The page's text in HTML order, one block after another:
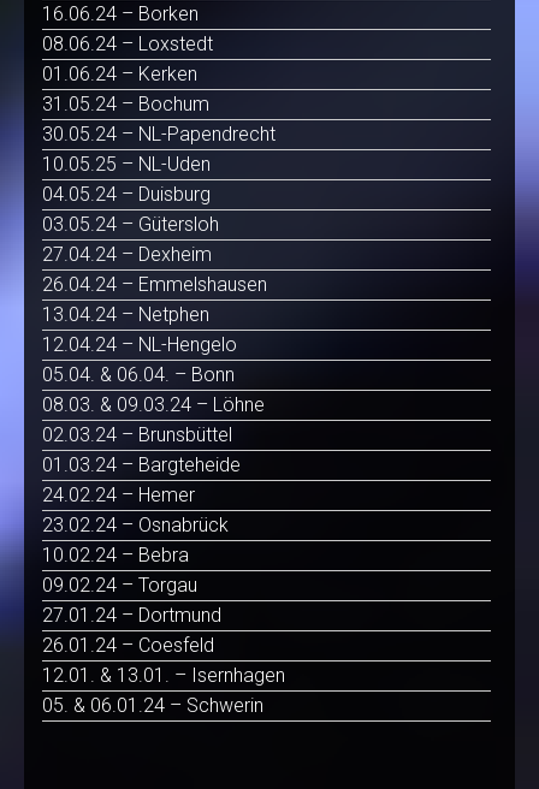
16.06.24 – Borken
08.06.24 – Loxstedt
01.06.24 – Kerken
31.05.24 – Bochum
30.05.24 – NL-Papendrecht
10.05.25 – NL-Uden
04.05.24 – Duisburg
03.05.24 – Gütersloh
27.04.24 – Dexheim
26.04.24 – Emmelshausen
13.04.24 – Netphen
12.04.24 – NL-Hengelo
05.04. & 06.04. – Bonn
08.03. & 09.03.24 – Löhne
02.03.24 – Brunsbüttel
01.03.24 – Bargteheide
24.02.24 – Hemer
23.02.24 – Osnabrück
10.02.24 – Bebra
09.02.24 – Torgau
27.01.24 – Dortmund
26.01.24 – Coesfeld
12.01. & 13.01. – Isernhagen
05. & 06.01.24 – Schwerin